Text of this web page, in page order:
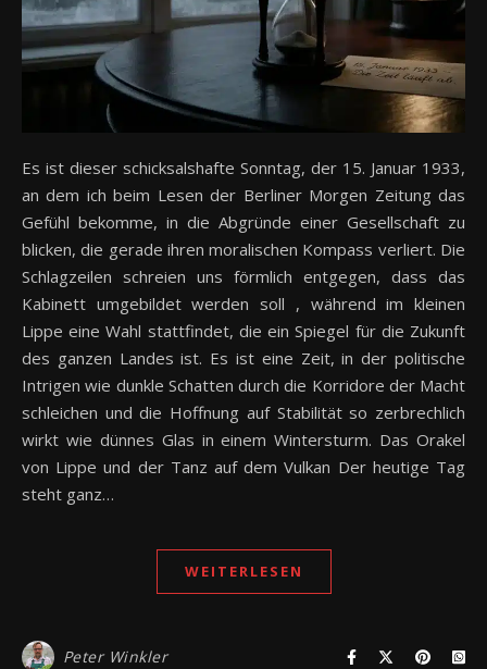
Es ist dieser schicksalshafte Sonntag, der 15. Januar 1933,
an dem ich beim Lesen der Berliner Morgen Zeitung das
Gefühl bekomme, in die Abgründe einer Gesellschaft zu
blicken, die gerade ihren moralischen Kompass verliert. Die
Schlagzeilen schreien uns förmlich entgegen, dass das
Kabinett umgebildet werden soll , während im kleinen
Lippe eine Wahl stattfindet, die ein Spiegel für die Zukunft
des ganzen Landes ist. Es ist eine Zeit, in der politische
Intrigen wie dunkle Schatten durch die Korridore der Macht
schleichen und die Hoffnung auf Stabilität so zerbrechlich
wirkt wie dünnes Glas in einem Wintersturm. Das Orakel
von Lippe und der Tanz auf dem Vulkan Der heutige Tag
steht ganz…
WEITERLESEN
Peter Winkler